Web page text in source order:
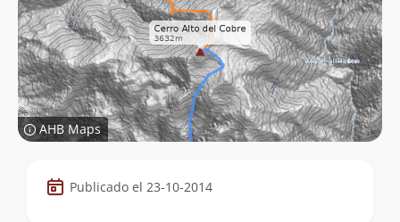
AHB Maps
Datos
de
Publicado el 23-10-2014